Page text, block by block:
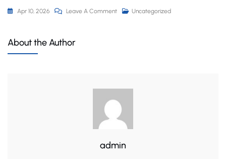
Apr 10, 2026 Leave A Comment Uncategorized
About the Author
admin